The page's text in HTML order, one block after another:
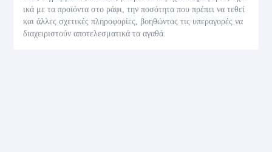
ικά με τα προϊόντα στο ράφι, την ποσότητα που πρέπει να τεθεί
και άλλες σχετικές πληροφορίες, βοηθώντας τις υπεραγορές να
διαχειριστούν αποτελεσματικά τα αγαθά.